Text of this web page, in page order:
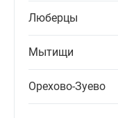
Люберцы
Мытищи
Орехово-Зуево